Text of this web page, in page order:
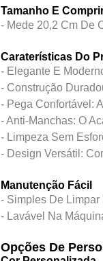
Tamanho E
- Mede 20,2 Cm De
Caraterísticas Do
- Elegante E
- Construção
- Pega Confortável:
- Anti-Manchas: O
- Limpeza Sem
- Design Versátil:
Manutenção Fácil
- Simples De Limpar
- Lavável Na
Opções De